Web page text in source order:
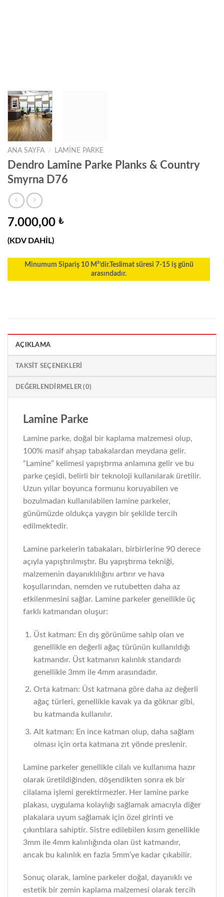
ANA SAYFA / LAMINE PARKE
Dendro Lamine Parke Planks & Country
Smyrna D76
7.000,00 ₺
(KDV DAHİL)
Minumum Sipariş 10 M²’dir.Teslimat süresi 7-15 iş günü
arasındadır.
AÇIKLAMA
TAKSIT SEÇENEKLERI
DEĞERLENDIRMELER (0)
Lamine Parke
Lamine parke, doğal bir kaplama malzemesi olup,
100% masif ahşap tabakalardan meydana gelir.
“Lamine” kelimesi yapıştırma anlamına gelir ve bu
parke çeşidi, belirli bir teknoloji kullanılarak üretilir.
Uzun yıllar boyunca formunu koruyabilen ve
bozulmadan kullanılabilen lamine parkeler,
günümüzde oldukça yaygın bir şekilde tercih
edilmektedir.
Lamine parkelerin tabakaları, birbirlerine 90 derece
açıyla yapıştırılmıştır. Bu yapıştırma tekniği,
malzemenin dayanıklılığını artırır ve hava
koşullarından, nemden ve rutubetten daha az
etkilenmesini sağlar. Lamine parkeler genellikle üç
farklı katmandan oluşur:
Üst katman: En dış görünüme sahip olan ve
genellikle en değerli ağaç türünün kullanıldığı
katmandır. Üst katmanın kalınlık standardı
genellikle 3mm ile 4mm arasındadır.
Orta katman: Üst katmana göre daha az değerli
ağaç türleri, genellikle kavak ya da göknar gibi,
bu katmanda kullanılır.
Alt katman: En ince katman olup, daha sağlam
olması için orta katmana zıt yönde preslenir.
Lamine parkeler genellikle cilalı ve kullanıma hazır
olarak üretildiğinden, döşendikten sonra ek bir
cilalama işlemi gerektirmezler. Her lamine parke
plakası, uygulama kolaylığı sağlamak amacıyla diğer
plakalara uyum sağlamak için özel girinti ve
çıkıntılara sahiptir. Sistre edilebilen kısım genellikle
3mm ile 4mm kalınlığında olan üst katmandır,
ancak bu kalınlık en fazla 5mm’ye kadar çıkabilir.
Sonuç olarak, lamine parkeler doğal, dayanıklı ve
estetik bir zemin kaplama malzemesi olarak tercih